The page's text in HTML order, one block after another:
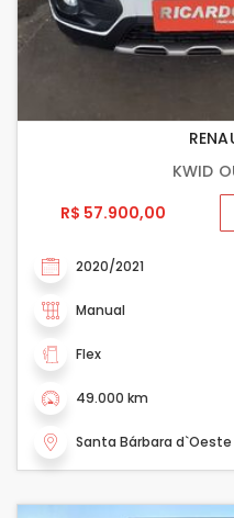
KWID
R$ 57.900,00
2020/2021
Manual
Flex
49.000 km
Santa Bárbara d`Oeste